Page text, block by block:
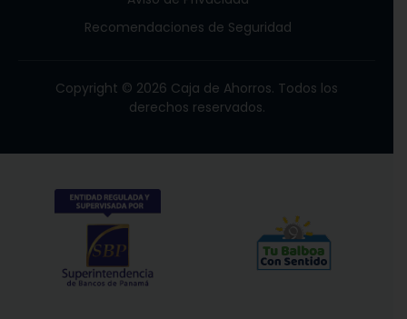
Recomendaciones de Seguridad
Copyright © 2026 Caja de Ahorros. Todos los
derechos reservados.